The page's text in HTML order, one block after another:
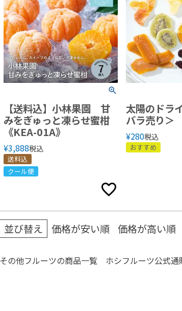
【送料込】小林果園 甘
みをぎゅっと凍らせ蜜柑
《KEA-01A》
¥3,888税込
送料込
クール便
太陽のドラ
バラ売り＞
¥280税込
おすすめ
並び替え 価格が安い順 価格が高い順
その他フルーツの商品一覧 ホシフルーツ公式通